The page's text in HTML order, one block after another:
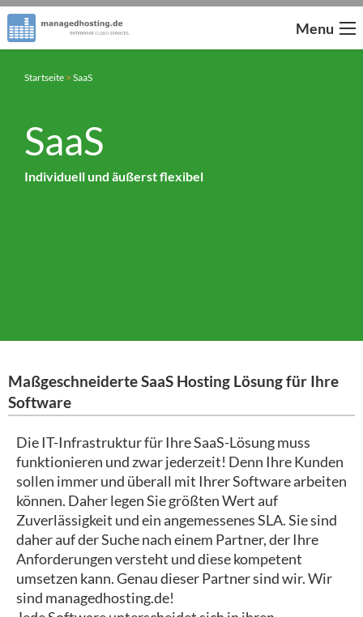
Menu
Startseite > SaaS
SaaS
Individuell und äußerst flexibel
Maßgeschneiderte SaaS Hosting Lösung für Ihre
Software
Die IT-Infrastruktur für Ihre SaaS-Lösung muss
funktionieren und zwar jederzeit! Denn Ihre Kunden
sollen immer und überall mit Ihrer Software arbeiten
können. Daher legen Sie größten Wert auf
Zuverlässigkeit und ein angemessenes SLA. Sie sind
daher auf der Suche nach einem Partner, der Ihre
Anforderungen versteht und diese kompetent
umsetzen kann. Genau dieser Partner sind wir. Wir
sind managedhosting.de!